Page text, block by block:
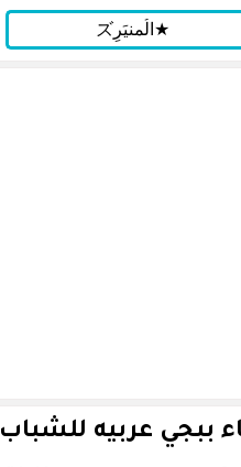
ببجي عربيه للشباب